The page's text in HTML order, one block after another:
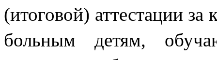
(итоговой) аттестации
больным детям,